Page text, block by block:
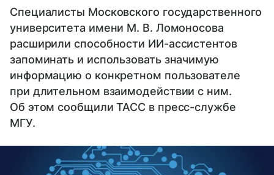
Специалисты Московского государственного
университета имени М. В. Ломоносова
расширили способности ИИ-ассистентов
запоминать и использовать значимую
информацию о конкретном пользователе
при длительном взаимодействии с ним.
Об этом сообщили ТАСС в пресс-службе
МГУ.